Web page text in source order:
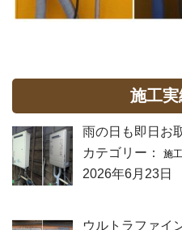
施工
雨の日も即日お
カテゴリー：
施
2026年6月23日
ウルトラファイ